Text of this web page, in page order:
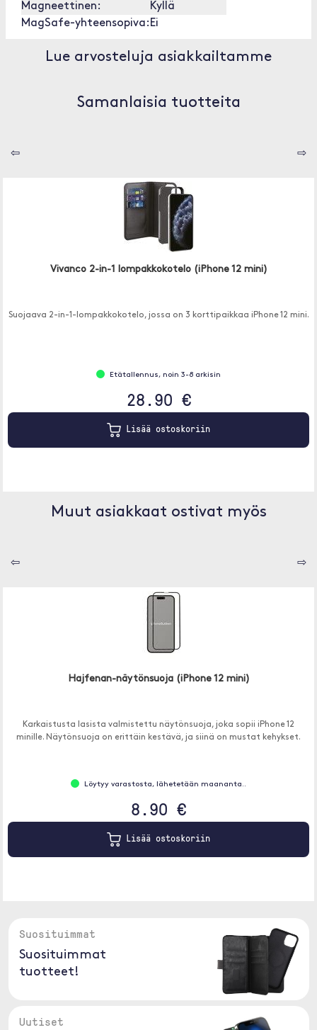
Magneettinen:
Kyllä
MagSafe-yhteensopiva: Ei
Lue arvosteluja asiakkailtamme
Samanlaisia tuotteita
⇦ ⇨
Vivanco 2-in-1 lompakkokotelo (iPhone 12 mini)
Suojaava 2-in-1-lompakkokotelo, jossa on 3 korttipaikkaa iPhone 12 mini.
Etätallennus, noin 3-8 arkisin
28.90 €
Lisää ostoskoriin
Muut asiakkaat ostivat myös
⇦ ⇨
Hajfenan-näytönsuoja (iPhone 12 mini)
Karkaistusta lasista valmistettu näytönsuoja, joka sopii iPhone 12
minille. Näytönsuoja on erittäin kestävä, ja siinä on mustat kehykset.
Löytyy varastosta, lähetetään maananta..
8.90 €
Lisää ostoskoriin
Suosituimmat
Suosituimmat
tuotteet!
Uutiset